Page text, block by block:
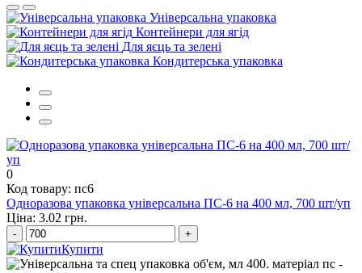
купити відро харчове
поліетиленові пакети оптом купити
одноразові лотки
торт у пластиковій упаковці
столові серветки оптом
Універсальна упаковка
Контейнери для ягід
Для яєць та зелені
Кондитерська упаковка
0
Код товару: пс6
Одноразова упаковка універсальна ПС-6 на 400 мл, 700 шт/уп
Ціна: 3.02 грн.
- +
Купити